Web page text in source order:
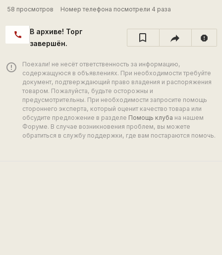
58 просмотров
Номер телефона посмотрели 4 раза
call
В архиве! Торг
завершён.
report
error_outline
Поехали! не несёт ответственность за информацию,
содержащуюся в объявлениях. При необходимости требуйте
документ, подтверждающий право владения и распоряжения
товаром. Пожалуйста, будьте осторожны и
предусмотрительны. При необходимости запросите помощь
стороннего эксперта, который оценит качество товара или
обсудите предложение в разделе Помощь клуба на нашем
Форуме. В случае возникновения проблем, вы можете
обратиться в службу поддержки, где вам постараются помочь.